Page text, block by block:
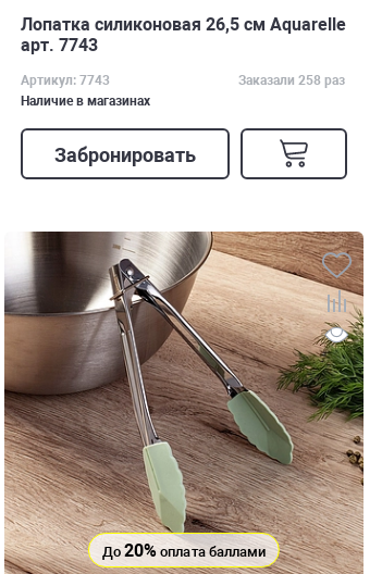
Лопатка силиконовая 26,5 см Aquarelle
арт. 7743
Артикул: 7743
Заказали 258 раз
Наличие в магазинах
Забронировать
До20% оплата баллами